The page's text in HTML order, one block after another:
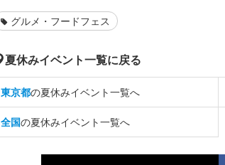
グルメ・フードフェス
夏休みイベント一覧に戻る
東京都の夏休みイベント一覧へ
全国の夏休みイベント一覧へ